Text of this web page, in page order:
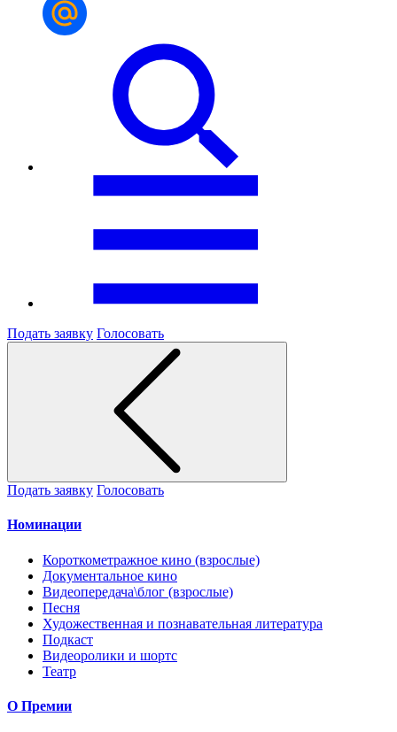
Подать заявку Голосовать
Подать заявку Голосовать
Номинации
Короткометражное кино (взрослые)
Документальное кино
Видеопередача\блог (взрослые)
Песня
Художественная и познавательная литература
Подкаст
Видеоролики и шортс
Театр
О Премии